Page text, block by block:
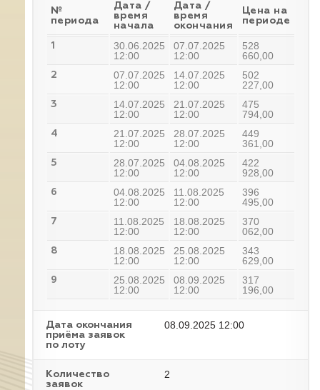
№
периода
Дата /
время
начала
Дата /
время
окончания
Цена на
периоде
1
30.06.2025
12:00
07.07.2025
12:00
528
660,00
2
07.07.2025
12:00
14.07.2025
12:00
502
227,00
3
14.07.2025
12:00
21.07.2025
12:00
475
794,00
4
21.07.2025
12:00
28.07.2025
12:00
449
361,00
5
28.07.2025
12:00
04.08.2025
12:00
422
928,00
6
04.08.2025
12:00
11.08.2025
12:00
396
495,00
7
11.08.2025
12:00
18.08.2025
12:00
370
062,00
8
18.08.2025
12:00
25.08.2025
12:00
343
629,00
9
25.08.2025
12:00
08.09.2025
12:00
317
196,00
Дата окончания
приёма заявок
по лоту
08.09.2025 12:00
Количество
заявок
2